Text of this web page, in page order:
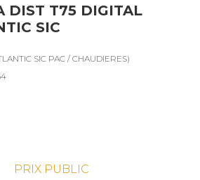
DIST T75 DIGITAL
SIC
SIC PAC / CHAUDIERES)
PRIX PUBLIC